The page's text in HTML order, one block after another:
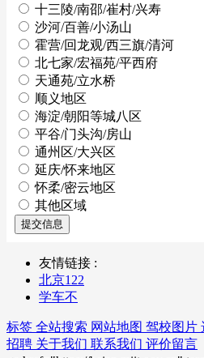
十三陵/南邵/崔村/兴寿
沙河/百善/小汤山
霍营/回龙观/西三旗/清河
北七家/宏福苑/平西府
天通苑/立水桥
顺义地区
海淀/朝阳等城八区
平谷/门头沟/房山
通州区/大兴区
延庆/怀来地区
怀柔/密云地区
其他区域
提交信息
友情链接 :
北京122
学车不
标签 全站搜索 网站地图 驾校图片
招聘 关于我们 联系我们 评价留言